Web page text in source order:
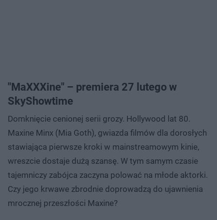
"MaXXXine" – premiera 27 lutego w
SkyShowtime
Domknięcie cenionej serii grozy. Hollywood lat 80.
Maxine Minx (Mia Goth), gwiazda filmów dla dorosłych
stawiająca pierwsze kroki w mainstreamowym kinie,
wreszcie dostaje dużą szansę. W tym samym czasie
tajemniczy zabójca zaczyna polować na młode aktorki.
Czy jego krwawe zbrodnie doprowadzą do ujawnienia
mrocznej przeszłości Maxine?